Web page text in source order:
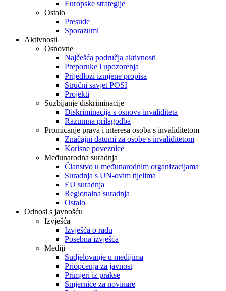
Europske strategije
Ostalo
Presude
Sporazumi
Aktivnosti
Osnovne
Najčešća područja aktivnosti
Preporuke i upozorenja
Prijedlozi izmjene propisa
Stručni savjet POSI
Projekti
Suzbijanje diskriminacije
Diskriminacija s osnova invaliditeta
Razumna prilagodba
Promicanje prava i interesa osoba s invaliditetom
Značajni datumi za osobe s invaliditetom
Korisne poveznice
Međunarodna suradnja
Članstvo u međunarodnim organizacijama
Suradnja s UN-ovim tijelima
EU suradnja
Regionalna suradnja
Ostalo
Odnosi s javnošću
Izvješća
Izvješća o radu
Posebna izvješća
Mediji
Sudjelovanje u medijima
Priopćenja za javnost
Primjeri iz prakse
Smjernice za novinare